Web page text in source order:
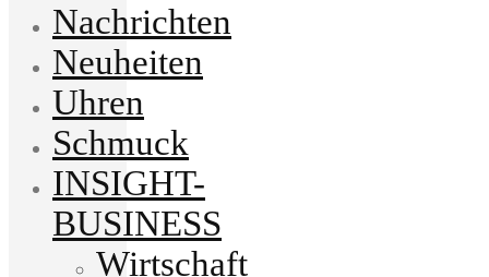
Nachrichten
Neuheiten
Uhren
Schmuck
INSIGHT-
BUSINESS
Wirtschaft